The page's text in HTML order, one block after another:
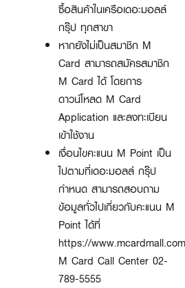
ซื้อสินค้าในเครือเดอะมอลล์
กรุ๊ป ทุกสาขา
หากยังไม่เป็นสมาชิก M
Card สามารถสมัครสมาชิก
M Cardได้ โดยการ
ดาวน์โหลด M Card
Application และลงทะเบียน
เข้าใช้งาน
เงื่อนไขคะแนน M Point เป็น
ไปตามที่เดอะมอลล์ กรุ๊ป
กำหนด สามารถสอบถาม
ข้อมูลทั่วไปเกี่ยวกับคะแนน M
Pointได้ที่
https://
M Card Call Center 02-
789-5555